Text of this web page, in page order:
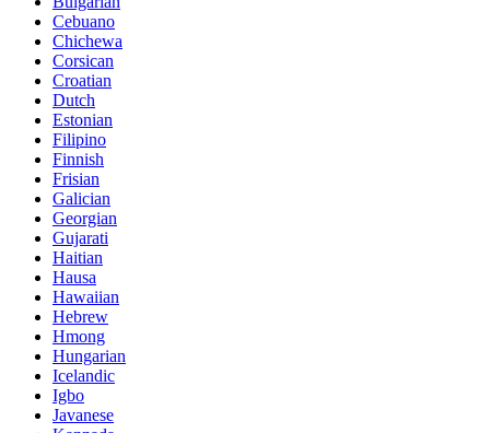
Cebuano
Chichewa
Corsican
Croatian
Dutch
Estonian
Filipino
Finnish
Frisian
Galician
Georgian
Gujarati
Haitian
Hausa
Hawaiian
Hebrew
Hmong
Hungarian
Icelandic
Igbo
Javanese